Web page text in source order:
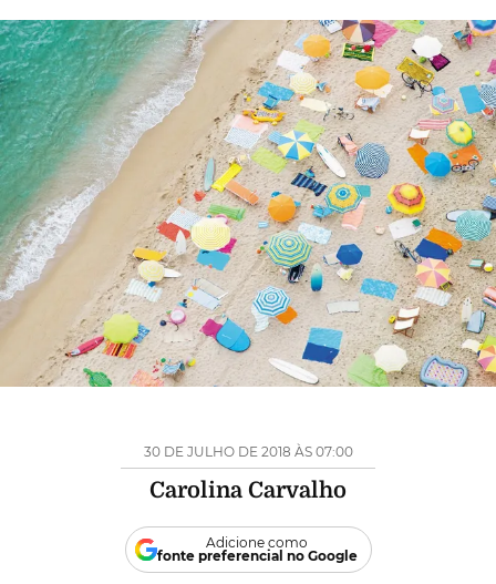
30 DE JULHO DE 2018 ÀS 07:00
Carolina Carvalho
Adicione como
fonte preferencial no Google